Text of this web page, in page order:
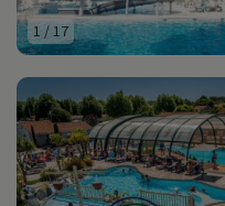
1 /17